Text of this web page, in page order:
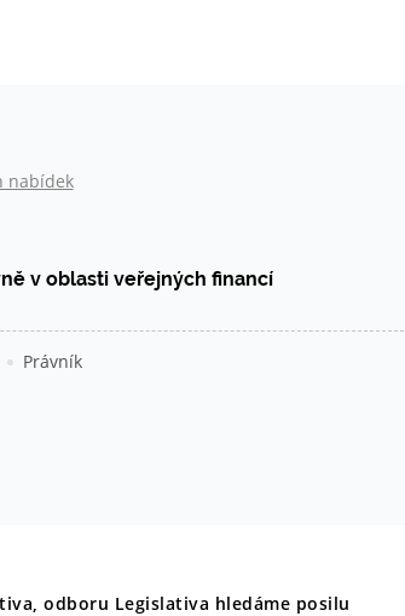
nabídek
v oblasti veřejných financí
Právník
odboru Legislativa hledáme posilu